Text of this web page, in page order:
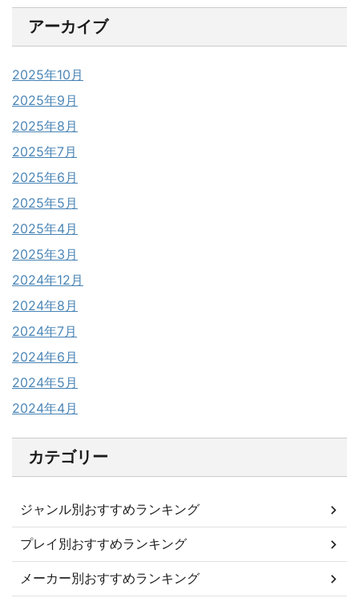
アーカイブ
2025年10月
2025年9月
2025年8月
2025年7月
2025年6月
2025年5月
2025年4月
2025年3月
2024年12月
2024年8月
2024年7月
2024年6月
2024年5月
2024年4月
カテゴリー
ジャンル別おすすめランキング
プレイ別おすすめランキング
メーカー別おすすめランキング